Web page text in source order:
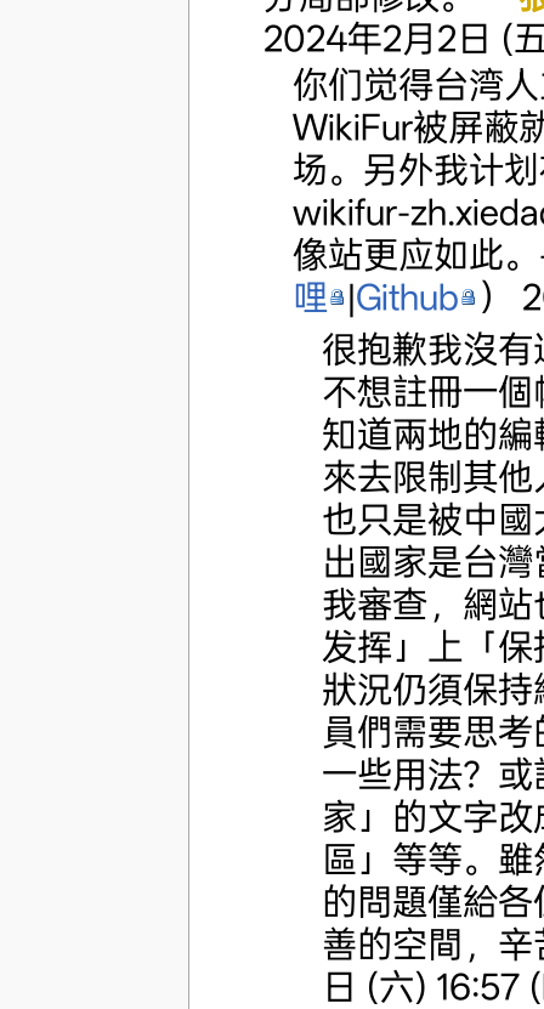
2024年2月2日 (
你们觉得台湾
WikiFur被屏蔽
场。另外我计
wikifur-
像站更应如此
哩 |Github ）
很抱歉我沒
不想註冊一
知道兩地的
來去限制其
也只是被中
出國家是台
我審查，網
发挥」上「
狀況仍須保
員們需要思
一些用法？
家」的文字
區」等等。
的問題僅給
善的空間，
日 (六) 16:57